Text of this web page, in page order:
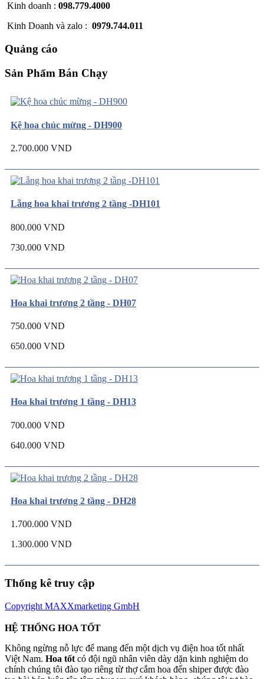
Kinh doanh : 098.779.4000
Kinh Doanh và zalo : 0979.744.011
Quảng cáo
Sản Phẩm Bán Chạy
Kệ hoa chúc mừng - DH900
2.700.000 VND
Lẵng hoa khai trương 2 tầng -DH101
800.000 VND
730.000 VND
Hoa khai trương 2 tầng - DH07
750.000 VND
650.000 VND
Hoa khai trương 1 tầng - DH13
700.000 VND
640.000 VND
Hoa khai trương 2 tầng - DH28
1.700.000 VND
1.300.000 VND
Thống kê truy cập
Copyright MAXXmarketing GmbH
HỆ THỐNG HOA TỐT
Không ngừng nỗ lực để mang đến một dịch vụ điện hoa tốt nhất
Việt Nam. Hoa tốt có đội ngũ nhân viên dày dặn kinh nghiệm do
chính chúng tôi đào tạo riêng từ thợ cắm hoa đến shiper được đào